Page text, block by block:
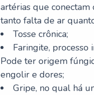
artérias que
tanto falta de ar
Tosse crônica;
Faringite,
Pode ter origem
engolir e dores;
Gripe, no qual há